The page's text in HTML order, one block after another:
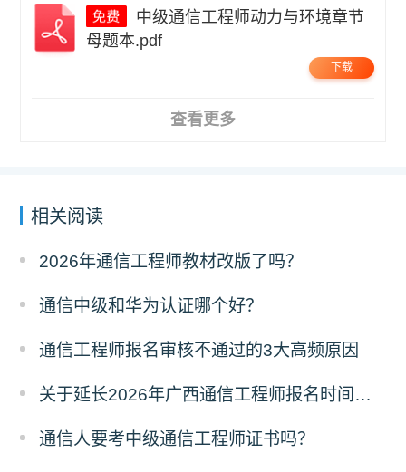
母题本.pdf
下载
查看更多
相关阅读
2026年通信工程师教材改版了吗？
通信中级和华为认证哪个好？
通信工程师报名审核不通过的3大高频原因
关于延长2026年广西通信工程师报名时间的通知
通信人要考中级通信工程师证书吗？